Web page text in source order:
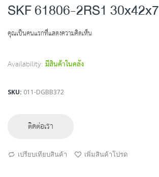
to
the
SKF 61806-2RS1 30x42x7
คุณเป็นคนแรกที่แสดงความคิดเห็น
Availability: มีสินค้าในคลัง
SKU 011-DGBB372
ติดต่อเรา
เปรียบเทียบสินค้า เพิ่มสินค้าโปรด